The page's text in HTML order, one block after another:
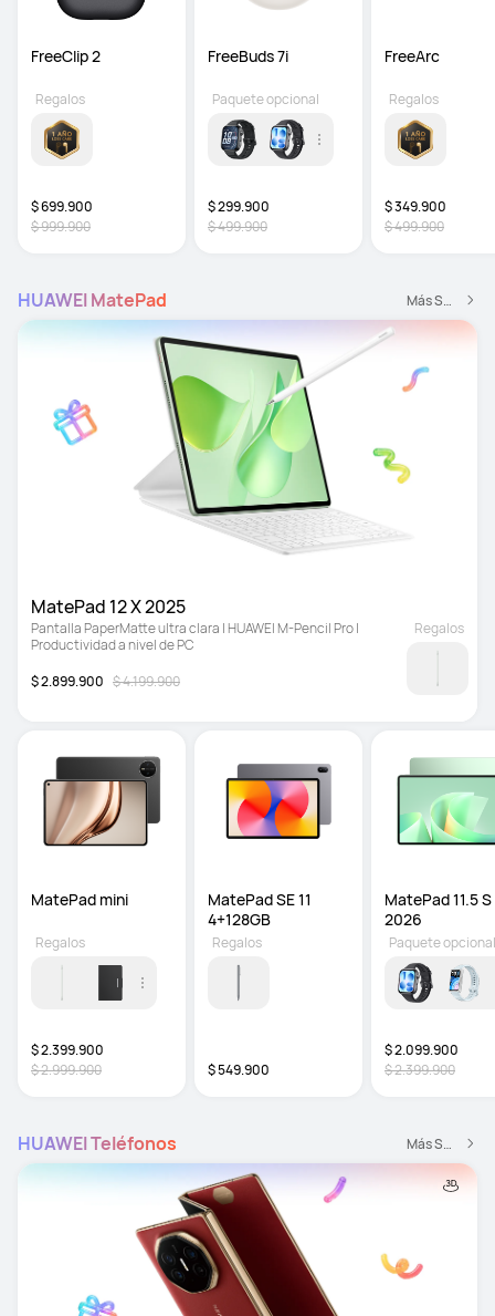
FreeClip 2
$ 699.900
$ 999.900
Regalos
$ 299.900
$ 499.900
Paquete opcional
FreeArc
$ 349.900
$ 499.900
Regalos
HUAWEI MatePad Más Smartoffice
MatePad 12 X 2025
Pantalla PaperMatte ultra clara | HUAWEI M-Pencil Pro |
Productividad a nivel de PC
$ 2.899.900 $ 4.199.900
Regalos
MatePad mini
$ 2.399.900
$ 2.999.900
Regalos
MatePad SE 11
4+128GB
$ 549.900
Regalos
MatePad 11.5 S
2026
$ 2.099.900
$ 2.399.900
Paquete opcional
HUAWEI Teléfonos Más Smartphones